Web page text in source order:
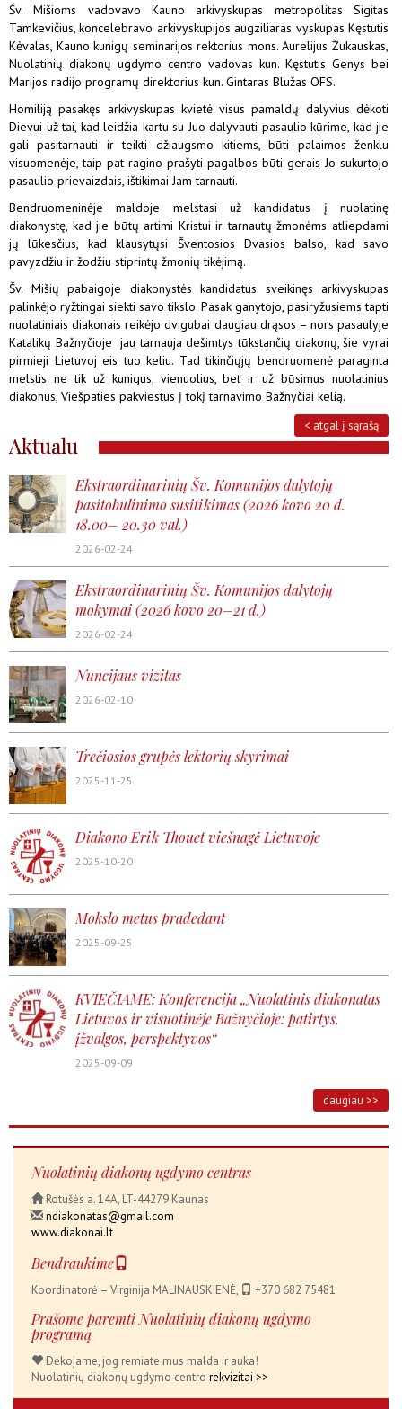
Šv. Mišioms vadovavo Kauno arkivyskupas metropolitas Sigitas
Tamkevičius, koncelebravo arkivyskupijos augziliaras vyskupas Kęstutis
Kėvalas, Kauno kunigų seminarijos rektorius mons. Aurelijus Žukauskas,
Nuolatinių diakonų ugdymo centro vadovas kun. Kęstutis Genys bei
Marijos radijo programų direktorius kun. Gintaras Blužas OFS.
Homiliją pasakęs arkivyskupas kvietė visus pamaldų dalyvius dėkoti
Dievui už tai, kad leidžia kartu su Juo dalyvauti pasaulio kūrime, kad jie
gali pasitarnauti ir teikti džiaugsmo kitiems, būti palaimos ženklu
visuomenėje, taip pat ragino prašyti pagalbos būti gerais Jo sukurtojo
pasaulio prievaizdais, ištikimai Jam tarnauti.
Bendruomeninėje maldoje melstasi už kandidatus į nuolatinę
diakonystę, kad jie būtų artimi Kristui ir tarnautų žmonėms atliepdami
jų lūkesčius, kad klausytųsi Šventosios Dvasios balso, kad savo
pavyzdžiu ir žodžiu stiprintų žmonių tikėjimą.
Šv. Mišių pabaigoje diakonystės kandidatus sveikinęs arkivyskupas
palinkėjo ryžtingai siekti savo tikslo. Pasak ganytojo, pasiryžusiems tapti
nuolatiniais diakonais reikėjo dvigubai daugiau drąsos – nors pasaulyje
Katalikų Bažnyčioje jau tarnauja dešimtys tūkstančių diakonų, šie vyrai
pirmieji Lietuvoj eis tuo keliu. Tad tikinčiųjų bendruomenė paraginta
melstis ne tik už kunigus, vienuolius, bet ir už būsimus nuolatinius
diakonus, Viešpaties pakviestus į tokį tarnavimo Bažnyčiai kelią.
< atgal į sąrašą
Aktualu
Ekstraordinarinių Šv. Komunijos dalytojų
pasitobulinimo susitikimas (2026 kovo 20 d.
18.00– 20.30 val.)
2026-02-24
Ekstraordinarinių Šv. Komunijos dalytojų
mokymai (2026 kovo 20–21 d.)
2026-02-24
Nuncijaus vizitas
2026-02-10
Trečiosios grupės lektorių skyrimai
2025-11-25
Diakono Erik Thouet viešnagė Lietuvoje
2025-10-20
Mokslo metus pradedant
2025-09-25
KVIEČIAME: Konferencija „Nuolatinis diakonatas
Lietuvos ir visuotinėje Bažnyčioje: patirtys,
įžvalgos, perspektyvos“
2025-09-09
daugiau >>
Nuolatinių diakonų ugdymo centras
Rotušės a. 14A, LT-44279 Kaunas
ndiakonatas@gmail.com
www.diakonai.lt
Bendraukime
Koordinatorė – Virginija MALINAUSKIENĖ, +370 682 75481
Prašome paremti Nuolatinių diakonų ugdymo
programą
Dėkojame, jog remiate mus malda ir auka!
Nuolatinių diakonų ugdymo centro rekvizitai >>